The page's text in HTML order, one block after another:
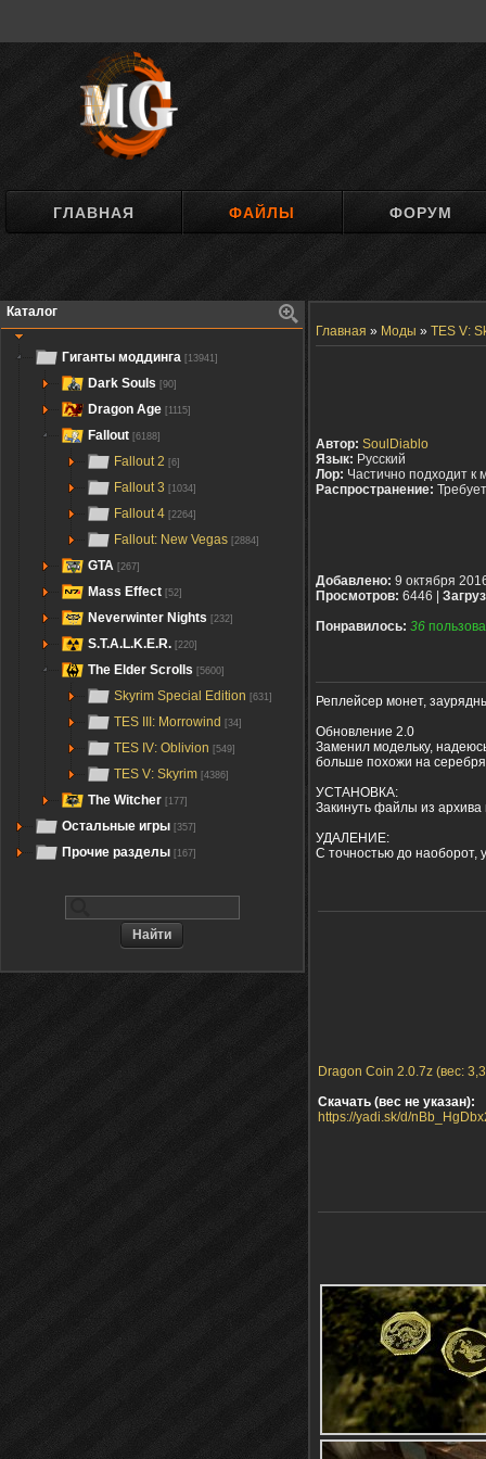
ГЛАВНАЯ ФАЙЛЫ ФОРУМ
Каталог
Гиганты моддинга [13941]
Dark Souls [90]
Dragon Age [1115]
Fallout [6188]
Fallout 2 [6]
Fallout 3 [1034]
Fallout 4 [2264]
Fallout: New Vegas [2884]
GTA [267]
Mass Effect [52]
Neverwinter Nights [232]
S.T.A.L.K.E.R. [220]
The Elder Scrolls [5600]
Skyrim Special Edition [631]
TES III: Morrowind [34]
TES IV: Oblivion [549]
TES V: Skyrim [4386]
The Witcher [177]
Остальные игры [357]
Прочие разделы [167]
Главная » Моды » TES V:
Автор: SoulDiablo
Язык: Русский
Лор: Частично подходит к
Распространение:
Добавлено: 9 октября
Просмотров: 6446 |
Понравилось: 36
Реплейсер монет,
Обновление 2.0
Заменил модельку,
больше похожи на
УСТАНОВКА:
Закинуть файлы из архива
УДАЛЕНИЕ:
С точностью до наоборот,
Dragon Coin 2.0.7z (вес:
Скачать (вес не указан):
https://yadi.sk/d/